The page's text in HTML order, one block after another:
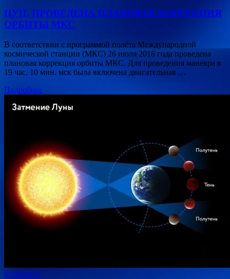
ЦУП. ПРОВЕДЕНА ПЛАНОВАЯ КОРРЕКЦИЯ
ОРБИТЫ МКС
В соответствии с программой полёта Международной
космической станции (МКС) 26 июля 2018 года проведена
плановая коррекция орбиты МКС. Для проведения маневра в
19 час. 10 мин. мск была включена двигательная …
Подробнее
Роскосмос